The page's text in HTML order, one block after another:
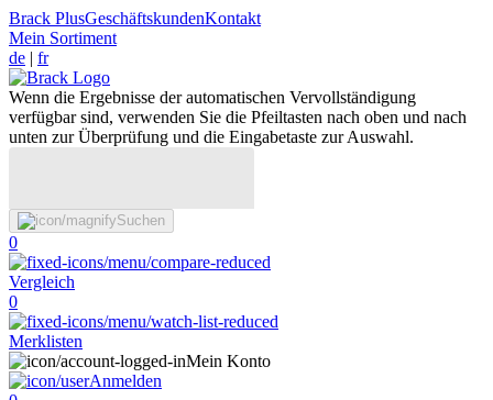
Brack PlusGeschäftskundenKontakt
Mein Sortiment
de | fr
Wenn die Ergebnisse der automatischen Vervollständigung
verfügbar sind, verwenden Sie die Pfeiltasten nach oben und nach
unten zur Überprüfung und die Eingabetaste zur Auswahl.
Suchen
0
Vergleich
0
Merklisten
Mein Konto
Anmelden